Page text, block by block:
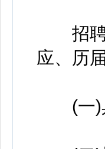
招聘
应、历
(一)具